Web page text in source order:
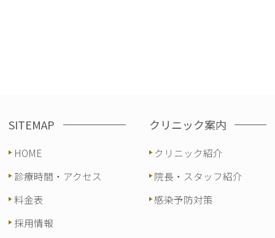
SITEMAP
HOME
診療時間・アクセス
料金表
採用情報
クリニック案内
クリニック紹介
院長・スタッフ紹介
感染予防対策